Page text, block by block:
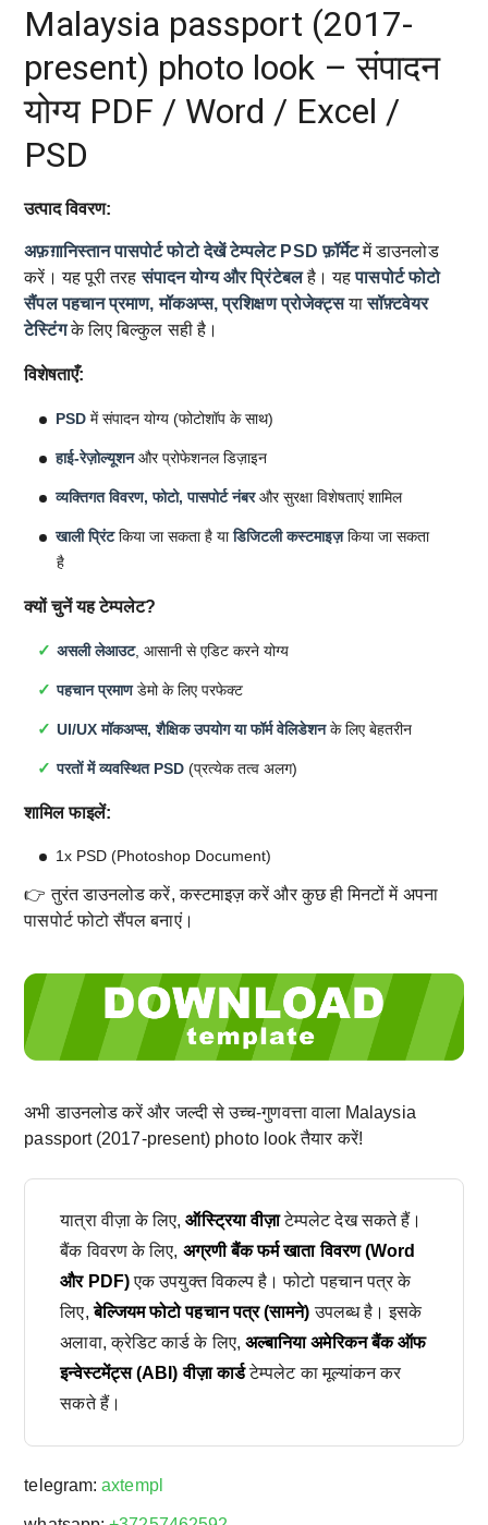
Malaysia passport (2017-
present) photo look – संपादन
योग्य PDF / Word / Excel /
PSD
उत्पाद विवरण:
अफ़ग़ानिस्तान पासपोर्ट फोटो देखें टेम्पलेट PSD फ़ॉर्मेटमें डाउनलोड
करें। यह पूरी तरहसंपादन योग्य और प्रिंटेबलहै। यहपासपोर्ट फोटो
सैंपल पहचान प्रमाण, मॉकअप्स, प्रशिक्षण प्रोजेक्ट्सयासॉफ़्टवेयर
टेस्टिंगके लिए बिल्कुल सही है।
विशेषताएँ:
PSD में संपादन योग्य (फोटोशॉप के साथ)
हाई-रेज़ोल्यूशनऔर प्रोफेशनल डिज़ाइन
व्यक्तिगत विवरण, फोटो, पासपोर्ट नंबरऔर सुरक्षा विशेषताएं शामिल
खाली प्रिंटकिया जा सकता है याडिजिटली कस्टमाइज़किया जा सकता
है
क्यों चुनें यह टेम्पलेट?
असली लेआउट, आसानी से एडिट करने योग्य
पहचान प्रमाणडेमो के लिए परफेक्ट
UI/UX मॉकअप्स, शैक्षिक उपयोग या फॉर्म वेलिडेशनके लिए बेहतरीन
परतों में व्यवस्थित PSD (प्रत्येक तत्व अलग)
शामिल फाइलें:
1x PSD (Photoshop Document)
👉 तुरंत डाउनलोड करें, कस्टमाइज़ करें और कुछ ही मिनटों में अपना
पासपोर्ट फोटो सैंपल बनाएं।
अभी डाउनलोड करें और जल्दी से उच्च-गुणवत्ता वाला Malaysia
passport (2017-present) photo look तैयार करें!
यात्रा वीज़ा के लिए,ऑस्ट्रिया वीज़ाटेम्पलेट देख सकते हैं।
बैंक विवरण के लिए, अग्रणी बैंक फर्म खाता विवरण (Word
और PDF)एक उपयुक्त विकल्प है। फोटो पहचान पत्र के
लिए,बेल्जियम फोटो पहचान पत्र (सामने) उपलब्ध है। इसके
अलावा, क्रेडिट कार्ड के लिए, अल्बानिया अमेरिकन बैंक ऑफ
इन्वेस्टमेंट्स (ABI) वीज़ा कार्डटेम्पलेट का मूल्यांकन कर
सकते हैं।
telegram:axtempl